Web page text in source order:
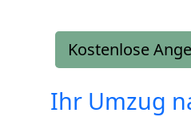
Kostenlose
Ihr Umzug